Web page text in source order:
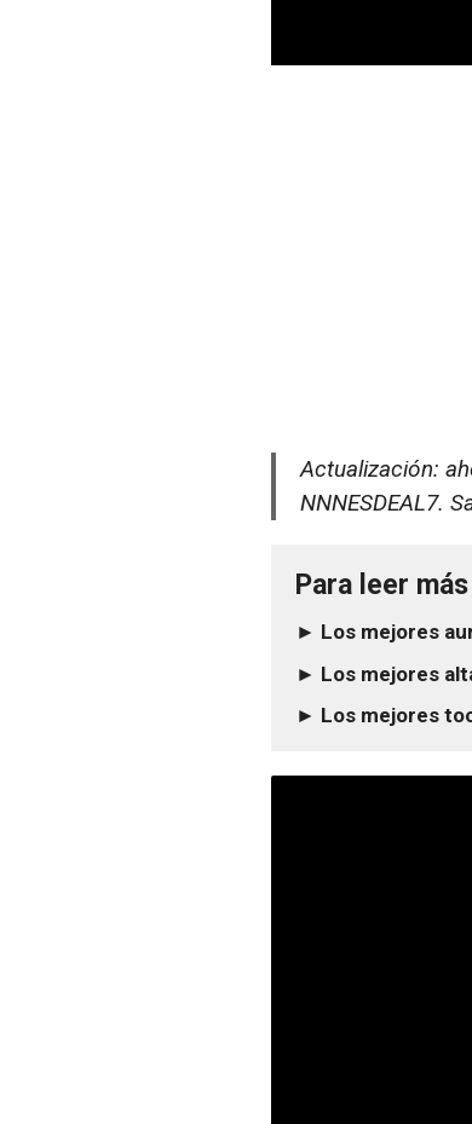
Actualización:
NNNESDEAL7.
Para leer
► Los mejores
► Los mejores
► Los mejores